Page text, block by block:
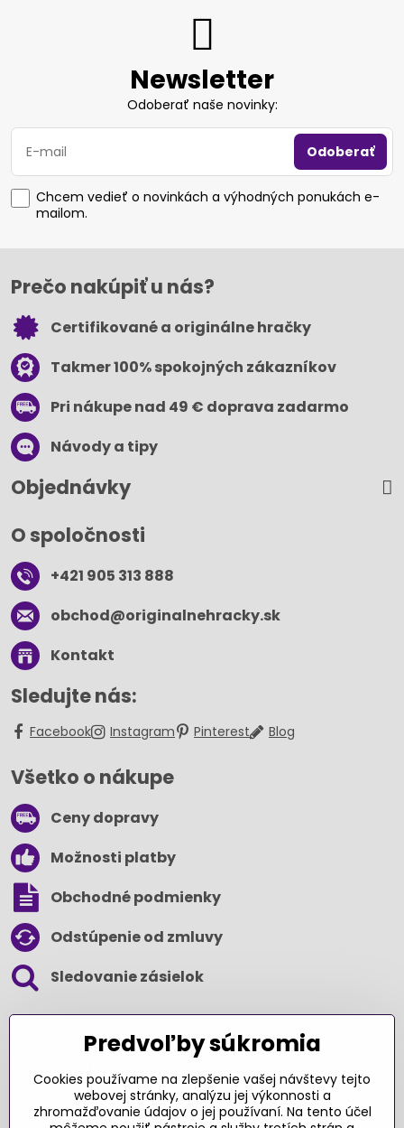
Newsletter
Odoberať naše novinky:
Odoberať
Chcem vedieť o novinkách a výhodných ponukách e-
mailom.
Prečo nakúpiť u nás?
Certifikované a originálne hračky
Takmer 100% spokojných zákazníkov
Pri nákupe nad 49 € doprava zadarmo
Návody a tipy
Objednávky
O spoločnosti
+421 905 313 888
obchod​@originalnehracky​.sk
Kontakt
Sledujte nás:
Facebook Instagram Pinterest Blog
Všetko o nákupe
Ceny dopravy
Možnosti platby
Obchodné podmienky
Odstúpenie od zmluvy
Sledovanie zásielok
Ďakujeme za podporu
Predvoľby súkromia
Cookies používame na zlepšenie vašej návštevy tejto
webovej stránky, analýzu jej výkonnosti a
zhromažďovanie údajov o jej používaní. Na tento účel